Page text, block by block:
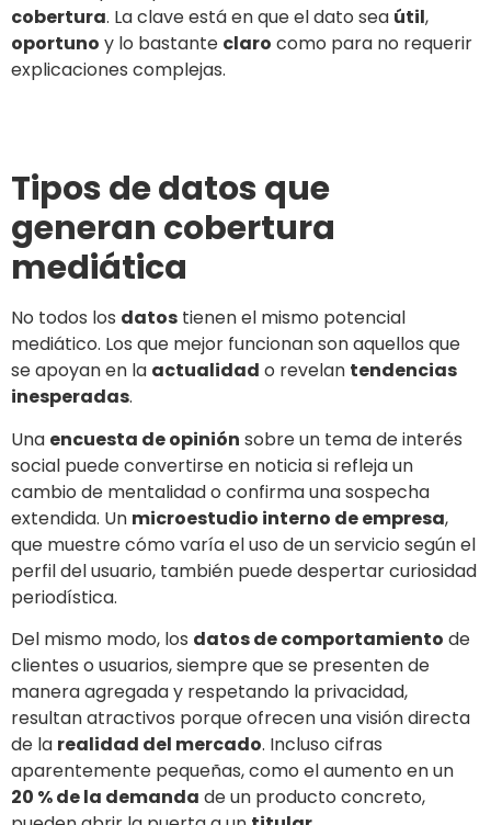
cobertura. La clave está en que el dato sea útil,
oportuno y lo bastante claro como para no requerir
explicaciones complejas.
Tipos de datos que
generan cobertura
mediática
No todos los datos tienen el mismo potencial
mediático. Los que mejor funcionan son aquellos que
se apoyan en la actualidad o revelan tendencias
inesperadas.
Una encuesta de opinión sobre un tema de interés
social puede convertirse en noticia si refleja un
cambio de mentalidad o confirma una sospecha
extendida. Un microestudio interno de empresa,
que muestre cómo varía el uso de un servicio según el
perfil del usuario, también puede despertar curiosidad
periodística.
Del mismo modo, los datos de comportamiento de
clientes o usuarios, siempre que se presenten de
manera agregada y respetando la privacidad,
resultan atractivos porque ofrecen una visión directa
de la realidad del mercado. Incluso cifras
aparentemente pequeñas, como el aumento en un
20 % de la demanda de un producto concreto,